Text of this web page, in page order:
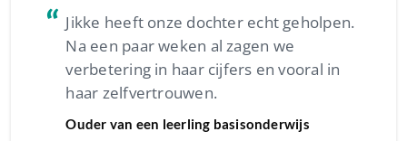
“ Jikke heeft onze dochter echt geholpen.
Na een paar weken al zagen we
verbetering in haar cijfers en vooral in
haar zelfvertrouwen.
Ouder van een leerling basisonderwijs